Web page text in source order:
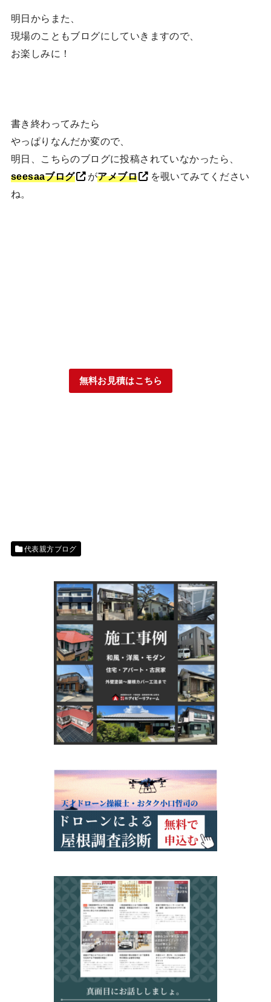
明日からまた、
現場のこともブログにしていきますので、
お楽しみに！
書き終わってみたら
やっぱりなんだか変ので、
明日、こちらのブログに投稿されていなかったら、
seesaaブログ
がアメブロ
を覗いてみてください
ね。
無料お見積はこちら
代表親方ブログ